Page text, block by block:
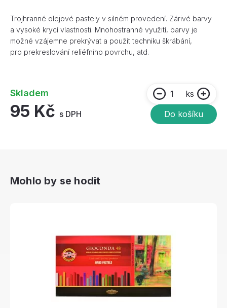
Trojhranné olejové pastely v silném provedení. Zárivé barvy
a vysoké krycí vlastnosti. Mnohostranné využití, barvy je
možné vzájemne prekrývat a použít techniku škrábání,
pro prekreslování reliéfního povrchu, atd.
Skladem
95 Kč s DPH
ks
Do košíku
Mohlo by se hodit